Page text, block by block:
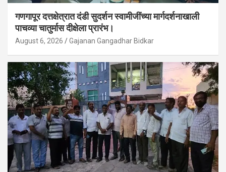
गणगापूर दत्तक्षेत्रात दंडी सुदर्शन स्वामीजींच्या मार्गदर्शनाखाली
पाचव्या चातुर्मास दीक्षेला प्रारंभ।
August 6, 2026 Gajanan Gangadhar Bidkar